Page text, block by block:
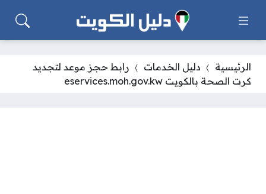
الرئيسية دليل الخدمات
رابط حجز موعد لتجديد
كرت الصحة بالكويت eservices.moh.gov.kw